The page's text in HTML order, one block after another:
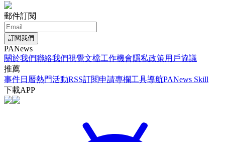
郵件訂閱
訂閱我們
PANews
關於我們聯絡我們視覺文檔工作機會隱私政策用戶協議
推薦
事件日曆熱門活動RSS訂閱申請專欄工具導航PANews Skill
下載APP